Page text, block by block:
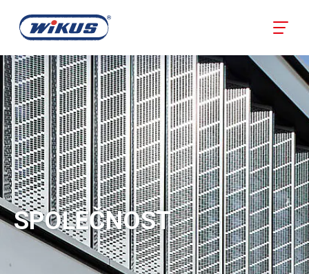
SPOLEČNOST